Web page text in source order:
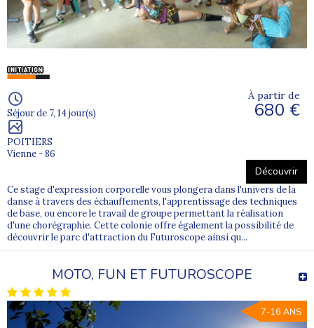
Séjour de 7, 14 jour(s)
POITIERS
Vienne - 86
À partir de
680 €
Découvrir
Ce stage d'expression corporelle vous plongera dans l'univers de la
danse à travers des échauffements, l'apprentissage des techniques
de base, ou encore le travail de groupe permettant la réalisation
d'une chorégraphie. Cette colonie offre également la possibilité de
découvrir le parc d'attraction du Futuroscope ainsi qu...
MOTO, FUN ET FUTUROSCOPE
7-16 ANS